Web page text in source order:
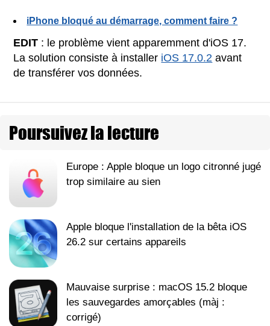
iPhone bloqué au démarrage, comment faire ?
EDIT : le problème vient apparemment d'iOS 17.
La solution consiste à installer iOS 17.0.2 avant
de transférer vos données.
Poursuivez la lecture
Europe : Apple bloque un logo citronné jugé
trop similaire au sien
Apple bloque l'installation de la bêta iOS
26.2 sur certains appareils
Mauvaise surprise : macOS 15.2 bloque
les sauvegardes amorçables (màj :
corrigé)